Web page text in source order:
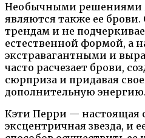
Необычными решениями
являются также ее
трендам и не
естественной формой, а
экстравагантными и
часто расчезает брови,
сюрприза и придавая
дополнительную энергию.
Кэти Перри — настоящая
эксцентричная звезда, и